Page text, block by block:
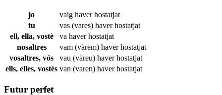
jo vaig haverhostatjat
tu
vas (vares) haverhostatjat
ell, ella, vostè
va haverhostatjat
nosaltres
vam (vàrem) haverhostatjat
vosaltres, vós
vau (vàreu) haverhostatjat
ells, elles, vostès van (varen) haverhostatjat
Futur perfet